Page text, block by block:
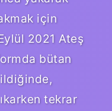
için
2021 Ateş
formda bütan
tekrar